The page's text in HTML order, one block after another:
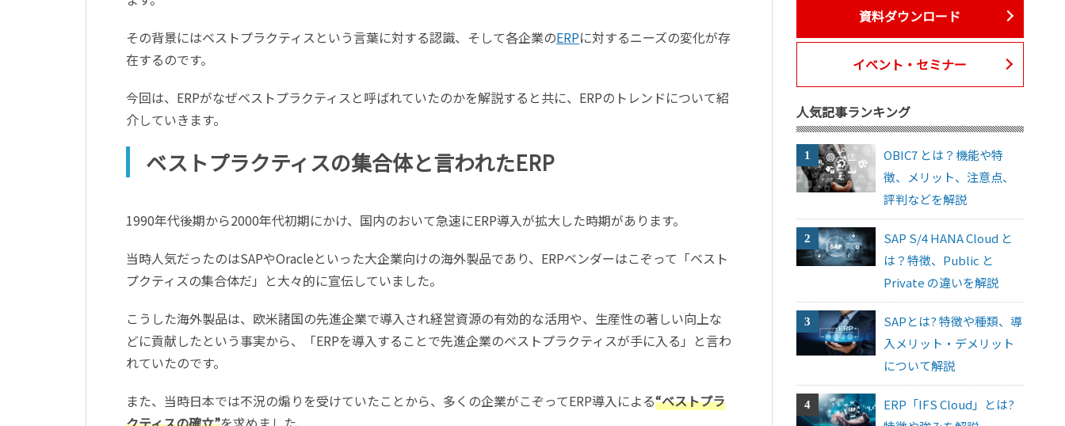
その背景にはベストプラクティスという言葉に対する認識、そして各企業のERPに対するニーズの変化が存
在するのです。
今回は、ERPがなぜベストプラクティスと呼ばれていたのかを解説すると共に、ERPのトレンドについて紹
介していきます。
ベストプラクティスの集合体と言われたERP
1990年代後期から2000年代初期にかけ、国内のおいて急速にERP導入が拡大した時期があります。
当時人気だったのはSAPやOracleといった大企業向けの海外製品であり、ERPベンダーはこぞって「ベスト
プクティスの集合体だ」と大々的に宣伝していました。
こうした海外製品は、欧米諸国の先進企業で導入され経営資源の有効的な活用や、生産性の著しい向上な
どに貢献したという事実から、「ERPを導入することで先進企業のベストプラクティスが手に入る」と言わ
れていたのです。
また、当時日本では不況の煽りを受けていたことから、多くの企業がこぞってERP導入による“ベストプラ
資料ダウンロード
イベント・セミナー
人気記事ランキング
OBIC7 とは？機能や特
徴、メリット、注意点、
評判などを解説
SAP S/4 HANA Cloud と
は？特徴、Public と
Private の違いを解説
SAPとは? 特徴や種類、導
入メリット・デメリット
について解説
ERP「IFS Cloud」とは?